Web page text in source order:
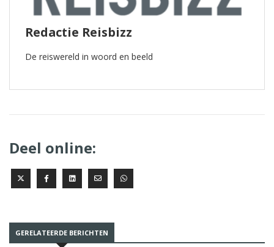
Redactie Reisbizz
De reiswereld in woord en beeld
Deel online:
GERELATEERDE BERICHTEN